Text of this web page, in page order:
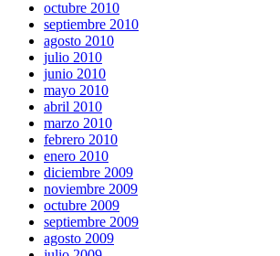
octubre 2010
septiembre 2010
agosto 2010
julio 2010
junio 2010
mayo 2010
abril 2010
marzo 2010
febrero 2010
enero 2010
diciembre 2009
noviembre 2009
octubre 2009
septiembre 2009
agosto 2009